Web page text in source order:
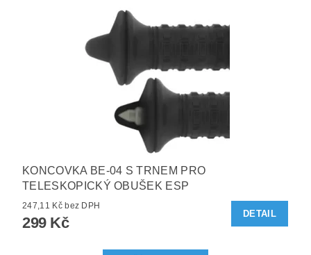
KONCOVKA BE-04 S TRNEM PRO
TELESKOPICKÝ OBUŠEK ESP
247,11 Kč bez DPH
299 Kč
DETAIL